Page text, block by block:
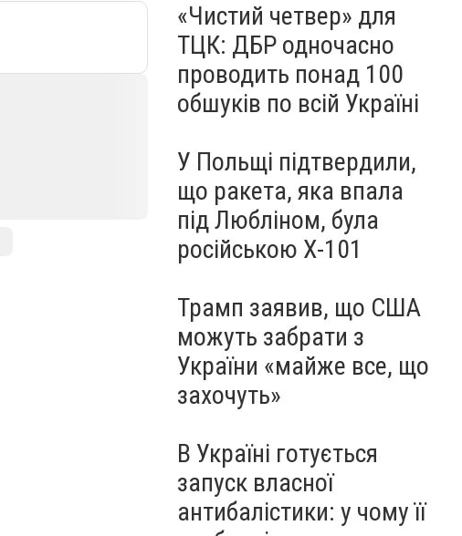
«Чистий четвер» для
ТЦК: ДБР одночасно
проводить понад 100
обшуків по всій Україні
У Польщі підтвердили,
що ракета, яка впала
під Любліном, була
російською Х-101
Трамп заявив, що США
можуть забрати з
України «майже все, що
захочуть»
В Україні готується
запуск власної
антибалістики: у чому її